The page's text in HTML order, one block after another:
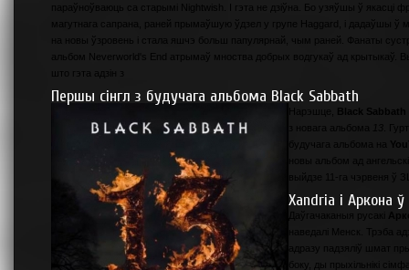
параўноўваюць са старымі Nightwish. І гэта не дзіўна. Бо узяўшы ў якасці
магутнага сапрана, раней прымаўшую ўдзел у групе Haggard, і дадаўшы ў
на новы ўзровень і стала яшчэ больш папулярнай, чым раней. Фанаты
альбом Neverworld's End атрымаў мноства добрых водгукаў ад крытыкаў.
што гэта адзін з
Першы сінгл з будучага альбома Black Sabbath
Нарэшце, Black Sabbath
будучага альбома на
новы альбом ад
выйдзе 11-га чэрвеня ў
Xandria і Аркона
наведалі Менск. Трэба
боку, ды прыхільнікі